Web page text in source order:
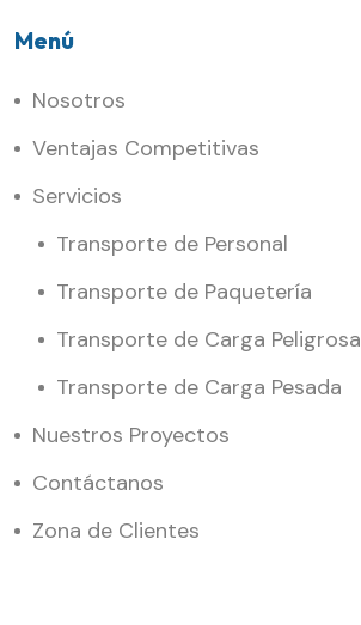
Menú
Nosotros
Ventajas Competitivas
Servicios
Transporte de Personal
Transporte de Paquetería
Transporte de Carga Peligrosa
Transporte de Carga Pesada
Nuestros Proyectos
Contáctanos
Zona de Clientes